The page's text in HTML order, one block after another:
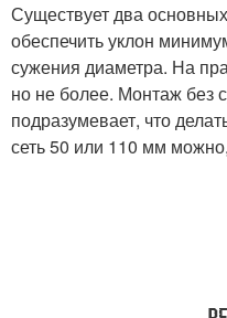
Существует два
обеспечить уклон
сужения диаметра. На
но не более. Монтаж без
подразумевает, что
сеть 50 или 110 мм